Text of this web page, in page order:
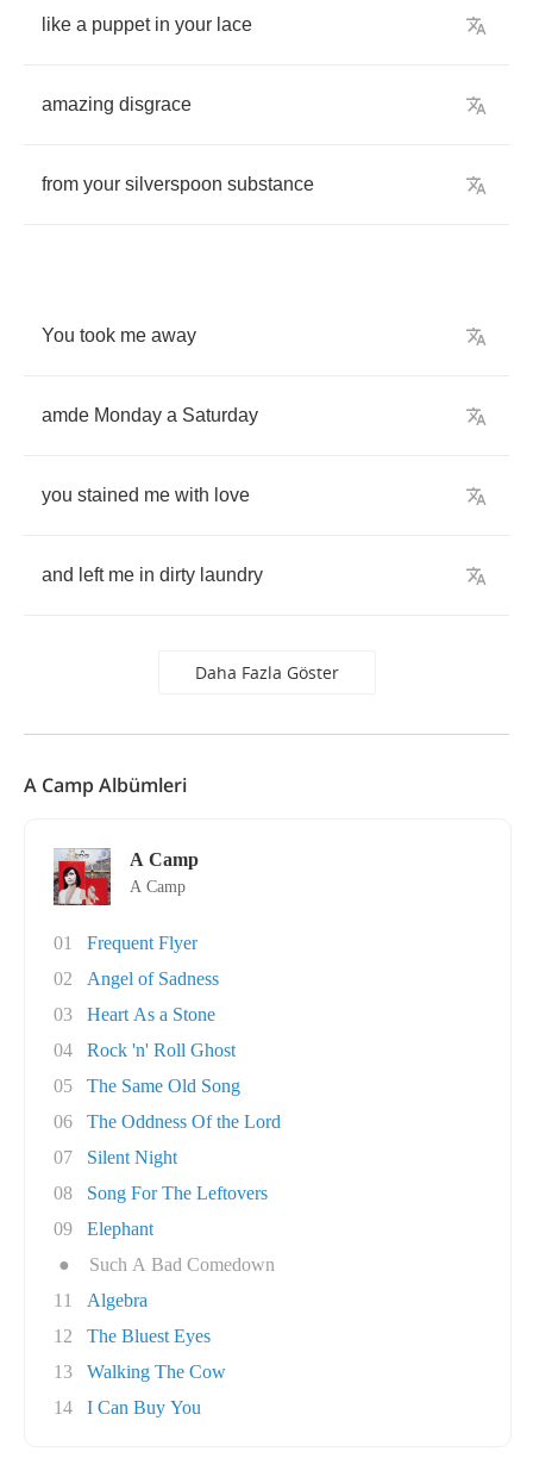
like a puppet in your lace
amazing disgrace
from your silverspoon substance
You took me away
amde Monday a Saturday
you stained me with love
and left me in dirty laundry
Daha Fazla Göster
A Camp Albümleri
A Camp
A Camp
01
Frequent Flyer
02
Angel of Sadness
03
Heart As a Stone
04
Rock 'n' Roll Ghost
05
The Same Old Song
06
The Oddness Of the Lord
07
Silent Night
08
Song For The Leftovers
09
Elephant
●
Such A Bad Comedown
11
Algebra
12
The Bluest Eyes
13
Walking The Cow
14
I Can Buy You